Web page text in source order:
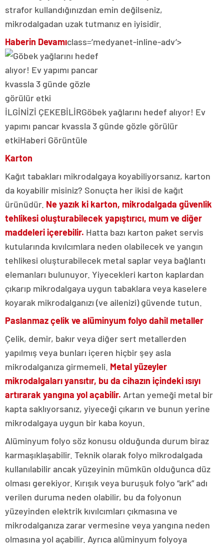
strafor kullandığınızdan emin değilseniz,
mikrodalgadan uzak tutmanız en iyisidir.
Haberin Devamıclass=’medyanet-inline-adv’>
İLGİNİZİ ÇEKEBİLİRGöbek yağlarını hedef alıyor! Ev
yapımı pancar kvassla 3 günde gözle görülür
etkiHaberi Görüntüle
Karton
Kağıt tabakları mikrodalgaya koyabiliyorsanız, karton
da koyabilir misiniz? Sonuçta her ikisi de kağıt
ürünüdür. Ne yazık ki karton, mikrodalgada güvenlik
tehlikesi oluşturabilecek yapıştırıcı, mum ve diğer
maddeleri içerebilir. Hatta bazı karton paket servis
kutularında kıvılcımlara neden olabilecek ve yangın
tehlikesi oluşturabilecek metal saplar veya bağlantı
elemanları bulunuyor. Yiyecekleri karton kaplardan
çıkarıp mikrodalgaya uygun tabaklara veya kaselere
koyarak mikrodalganızı (ve ailenizi) güvende tutun.
Paslanmaz çelik ve alüminyum folyo dahil metaller
Çelik, demir, bakır veya diğer sert metallerden
yapılmış veya bunları içeren hiçbir şey asla
mikrodalganıza girmemeli. Metal yüzeyler
mikrodalgaları yansıtır, bu da cihazın içindeki ısıyı
artırarak yangına yol açabilir. Artan yemeği metal bir
kapta saklıyorsanız, yiyeceği çıkarın ve bunun yerine
mikrodalgaya uygun bir kaba koyun.
Alüminyum folyo söz konusu olduğunda durum biraz
karmaşıklaşabilir. Teknik olarak folyo mikrodalgada
kullanılabilir ancak yüzeyinin mümkün olduğunca düz
olması gerekiyor. Kırışık veya buruşuk folyo “ark” adı
verilen duruma neden olabilir, bu da folyonun
yüzeyinden elektrik kıvılcımları çıkmasına ve
mikrodalganıza zarar vermesine veya yangına neden
olmasına yol açabilir. Ayrıca alüminyum folyoya